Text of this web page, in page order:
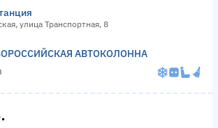
улица Транспортная, 8
АВТОКОЛОННА